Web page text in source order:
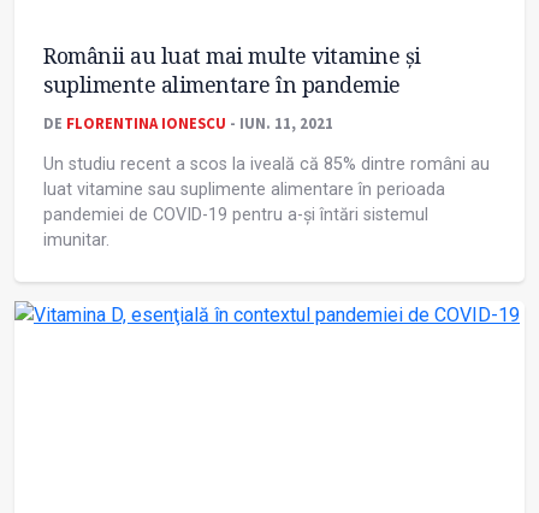
Românii au luat mai multe vitamine și
suplimente alimentare în pandemie
DE FLORENTINA IONESCU - IUN. 11, 2021
Un studiu recent a scos la iveală că 85% dintre români au
luat vitamine sau suplimente alimentare în perioada
pandemiei de COVID-19 pentru a-și întări sistemul
imunitar.